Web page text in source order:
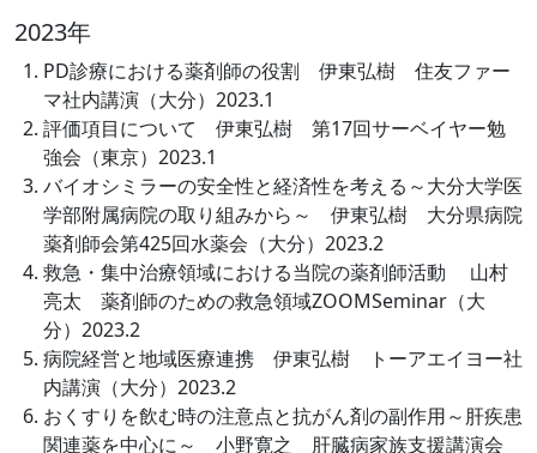
2023年
PD診療における薬剤師の役割 伊東弘樹 住友ファー
マ社内講演（大分）2023.1
評価項目について 伊東弘樹 第17回サーベイヤー勉
強会（東京）2023.1
バイオシミラーの安全性と経済性を考える～大分大学医
学部附属病院の取り組みから～ 伊東弘樹 大分県病院
薬剤師会第425回水薬会（大分）2023.2
救急・集中治療領域における当院の薬剤師活動 山村
亮太 薬剤師のための救急領域ZOOMSeminar（大
分）2023.2
病院経営と地域医療連携 伊東弘樹 トーアエイヨー社
内講演（大分）2023.2
おくすりを飲む時の注意点と抗がん剤の副作用～肝疾患
関連薬を中心に～ 小野寛之 肝臓病家族支援講演会